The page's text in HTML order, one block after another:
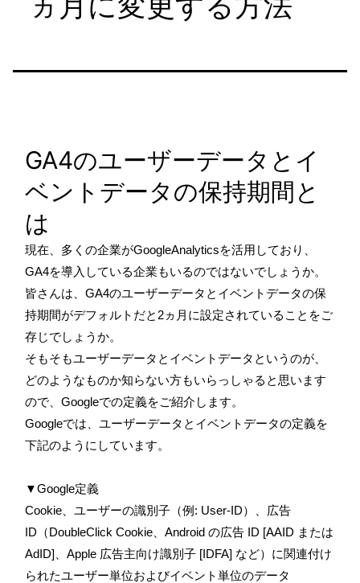
GA4のユーザーデータとイ
ベントデータの保持期間と
は
現在、多くの企業がGoogleAnalyticsを活用しており、
GA4を導入している企業もいるのではないでしょうか。
皆さんは、GA4のユーザーデータとイベントデータの保
持期間がデフォルトだと2ヵ月に設定されていることをご
存じでしょうか。
そもそもユーザーデータとイベントデータというのが、
どのようなものか知らない方もいらっしゃると思います
ので、Googleでの定義をご紹介します。
Googleでは、ユーザーデータとイベントデータの定義を
下記のようにしています。
▼Google定義
Cookie、ユーザーの識別子（例: User-ID）、広告
ID（DoubleClick Cookie、Android の広告 ID [AAID または
AdID]、Apple 広告主向け識別子 [IDFA] など）に関連付け
られたユーザー単位およびイベント単位のデータ